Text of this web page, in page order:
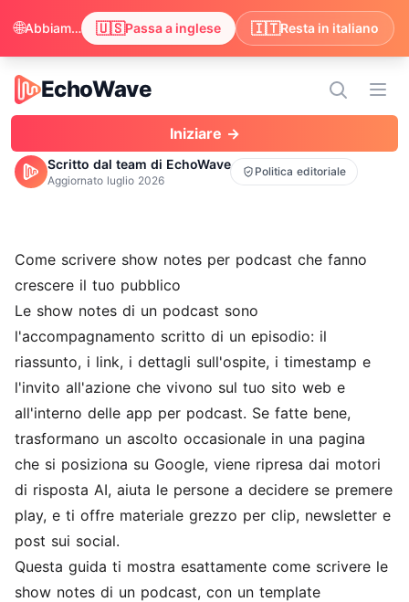
EchoWave
EchoWave
Apri
Iniziare →
Scritto dal team di EchoWave
Aggiornato luglio 2026
Politica editoriale
Come scrivere show notes per podcast che fanno
crescere il tuo pubblico
Le show notes di un podcast sono
l'accompagnamento scritto di un episodio: il
riassunto, i link, i dettagli sull'ospite, i timestamp e
l'invito all'azione che vivono sul tuo sito web e
all'interno delle app per podcast. Se fatte bene,
trasformano un ascolto occasionale in una pagina
che si posiziona su Google, viene ripresa dai motori
di risposta AI, aiuta le persone a decidere se premere
play, e ti offre materiale grezzo per clip, newsletter e
post sui social.
Questa guida ti mostra esattamente come scrivere le
show notes di un podcast, con un template
🌐 Abbiamo notato che il tuo browser preferisce inglese. Vuoi passare per vedere i contenuti in inglese? 🇺🇸Passa a inglese 🇮🇹Resta in italiano